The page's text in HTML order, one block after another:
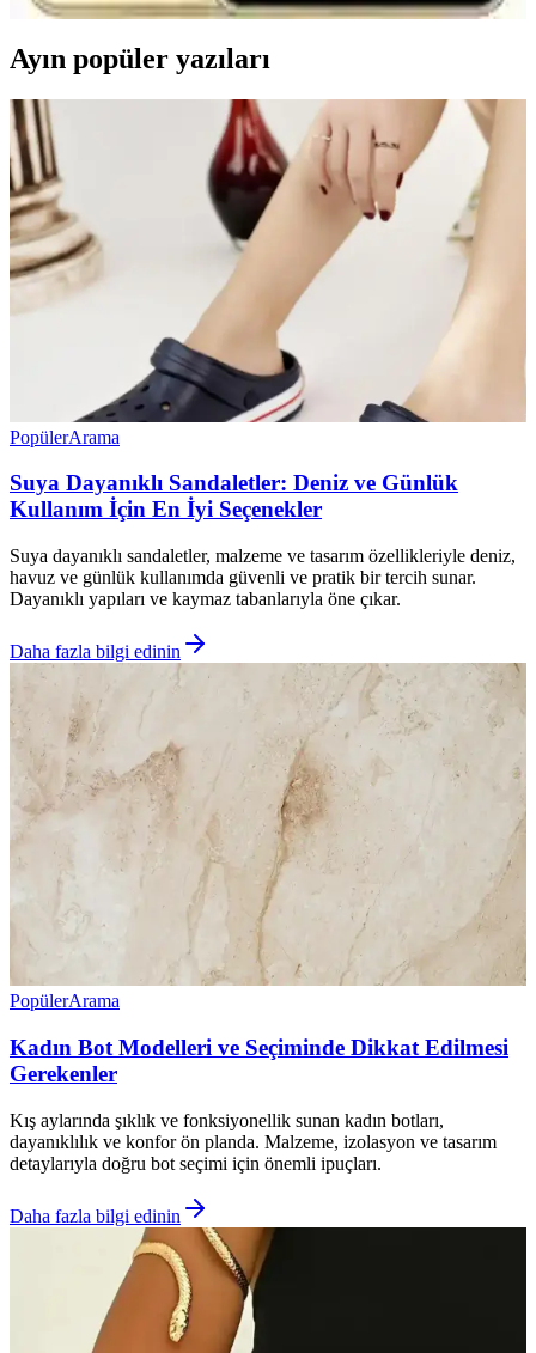
Ayın popüler yazıları
PopülerArama
Suya Dayanıklı Sandaletler: Deniz ve Günlük
Kullanım İçin En İyi Seçenekler
Suya dayanıklı sandaletler, malzeme ve tasarım özellikleriyle deniz,
havuz ve günlük kullanımda güvenli ve pratik bir tercih sunar.
Dayanıklı yapıları ve kaymaz tabanlarıyla öne çıkar.
Daha fazla bilgi edinin
PopülerArama
Kadın Bot Modelleri ve Seçiminde Dikkat Edilmesi
Gerekenler
Kış aylarında şıklık ve fonksiyonellik sunan kadın botları,
dayanıklılık ve konfor ön planda. Malzeme, izolasyon ve tasarım
detaylarıyla doğru bot seçimi için önemli ipuçları.
Daha fazla bilgi edinin